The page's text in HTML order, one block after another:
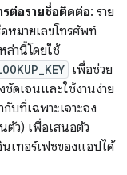
รต่อรายชื่อติดต่อ: ราย
หมายเลขโทรศัพท์
ล่านี้โดยใช้
เพื่อช่วย
ชัดเจนและใช้งานง่าย
บที่เฉพาะเจาะจง
ตัว) เพื่อเสนอตัว
นเทอร์เฟซของแอปได้